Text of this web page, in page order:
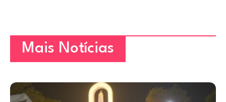
Mais Notícias